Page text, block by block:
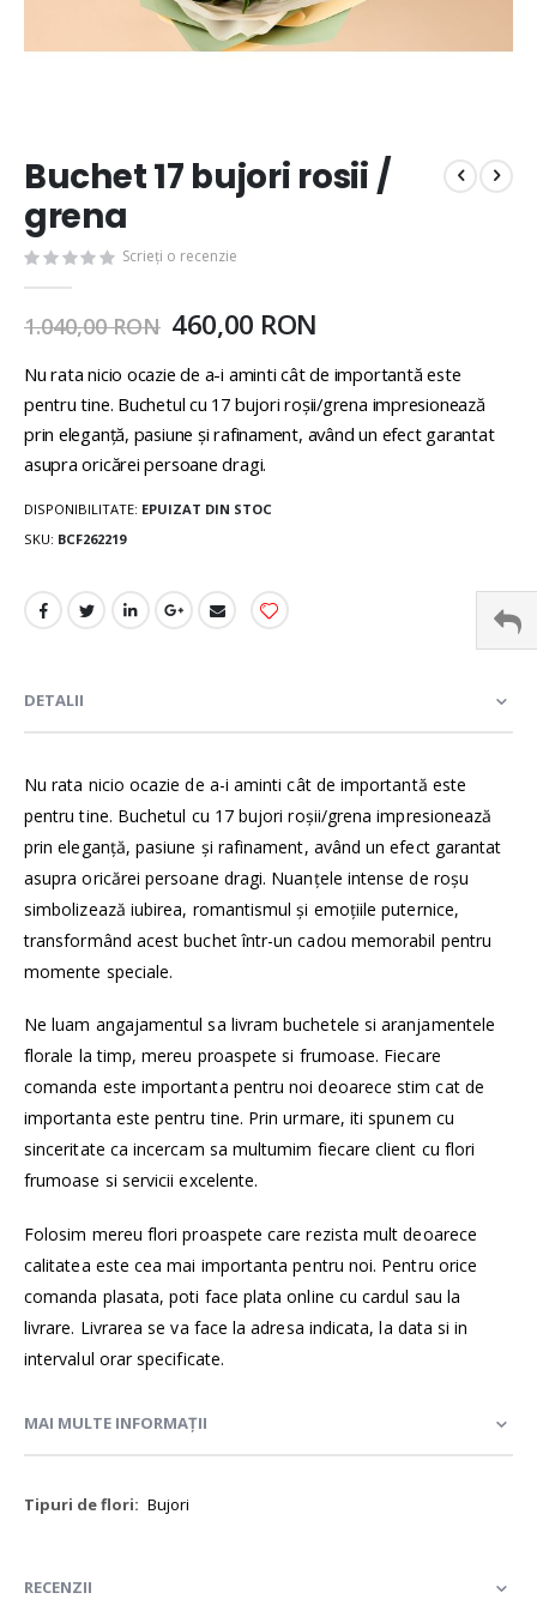
Buchet 17 bujori rosii /
grena
Scrieți o recenzie
1.040,00 RON 460,00 RON
Nu rata nicio ocazie de a-i aminti cât de importantă este
pentru tine. Buchetul cu 17 bujori roșii/grena impresionează
prin eleganță, pasiune și rafinament, având un efect garantat
asupra oricărei persoane dragi.
DISPONIBILITATE: EPUIZAT DIN STOC
SKU BCF262219
DETALII
Nu rata nicio ocazie de a-i aminti cât de importantă este
pentru tine. Buchetul cu 17 bujori roșii/grena impresionează
prin eleganță, pasiune și rafinament, având un efect garantat
asupra oricărei persoane dragi. Nuanțele intense de roșu
simbolizează iubirea, romantismul și emoțiile puternice,
transformând acest buchet într-un cadou memorabil pentru
momente speciale.
Ne luam angajamentul sa livram buchetele si aranjamentele
florale la timp, mereu proaspete si frumoase. Fiecare
comanda este importanta pentru noi deoarece stim cat de
importanta este pentru tine. Prin urmare, iti spunem cu
sinceritate ca incercam sa multumim fiecare client cu flori
frumoase si servicii excelente.
Folosim mereu flori proaspete care rezista mult deoarece
calitatea este cea mai importanta pentru noi. Pentru orice
comanda plasata, poti face plata online cu cardul sau la
livrare. Livrarea se va face la adresa indicata, la data si in
intervalul orar specificate.
MAI MULTE INFORMAȚII
Mai
Bujori
RECENZII